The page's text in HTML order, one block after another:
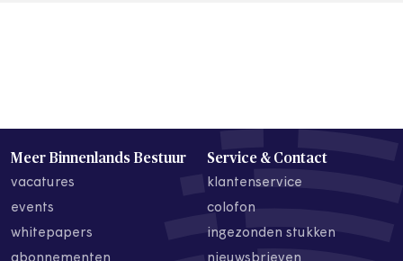
Meer Binnenlands Bestuur
vacatures
events
whitepapers
Service & Contact
klantenservice
colofon
ingezonden stukken